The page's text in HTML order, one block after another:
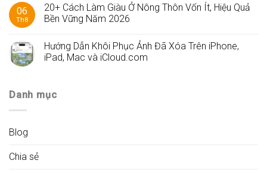
06
Th8
20+ Cách Làm Giàu Ở Nông Thôn Vốn Ít, Hiệu Quả
Bền Vững Năm 2026
Hướng Dẫn Khôi Phục Ảnh Đã Xóa Trên iPhone,
iPad, Mac và iCloud.com
Danh mục
Blog
Chia sẻ